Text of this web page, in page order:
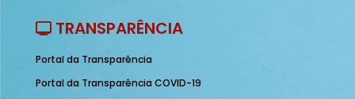
TRANSPARÊNCIA
Portal da Transparência
Portal da Transparência COVID-19